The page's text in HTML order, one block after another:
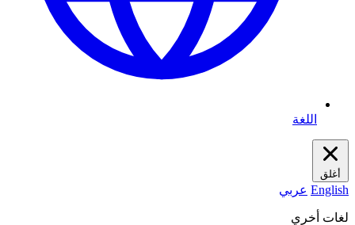
اللغة
أغلق
English عربي
لغات أخري